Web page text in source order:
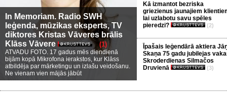
In Memoriam. Radio SWH
leģenda, mūzikas eksperts, TV
diktores Kristas Vāveres brālis
Klāss Vāvere
(1)
ATVADU FOTO. 17 gadus mēs diendienā
bijām kopā Mikrofona ierakstos, kur Klāss
atbildēja par mārketingu un izlašu veidošanu.
Ne vienam vien mājās jābūt
Kā izmantot bezriska
griezienus jaunajiem
lai uzlabotu savu spēles
pieredzi?
(2)
Īpašais leģendārā aktiera
Skaņa 75 gadu jubilejas
Skroderdienas Silmačos
Druvienā
(3)